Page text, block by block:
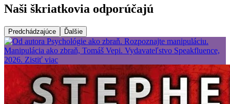
Naši škriatkovia odporúčajú
Predchádzajúce Ďalšie